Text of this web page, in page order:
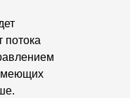
потока